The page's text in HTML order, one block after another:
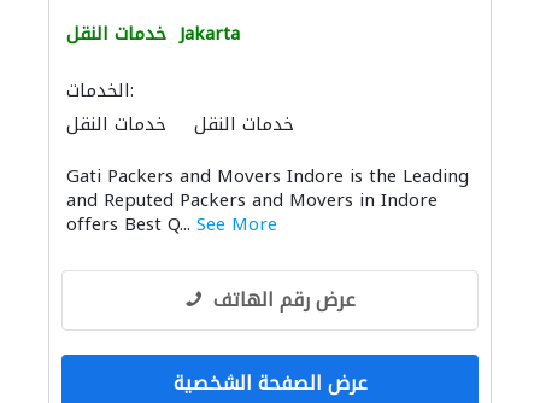
خدمات النقل Jakarta
الخدمات:
خدمات النقل
خدمات النقل
Gati Packers and Movers Indore is the Leading
and Reputed Packers and Movers in Indore
offers Best Q... See More
عرض رقم الهاتف
عرض الصفحة الشخصية